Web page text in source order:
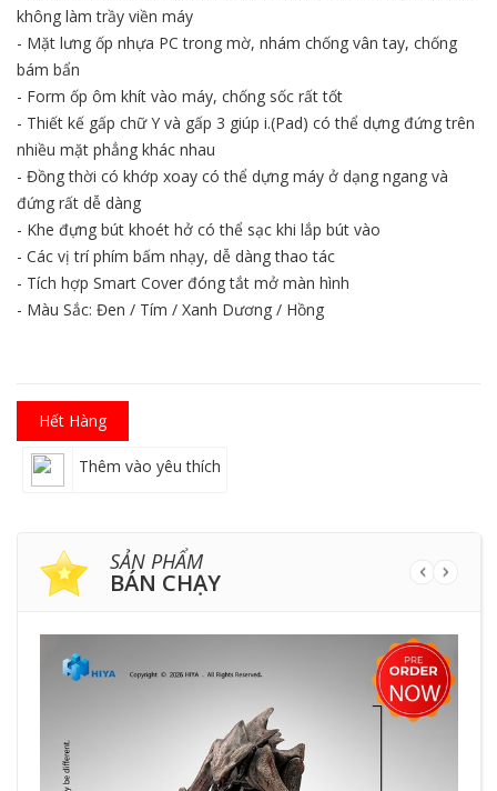
không làm trầy viền máy
- Mặt lưng ốp nhựa PC trong mờ, nhám chống vân tay, chống
bám bẩn
- Form ốp ôm khít vào máy, chống sốc rất tốt
- Thiết kế gấp chữ Y và gấp 3 giúp i.(Pad) có thể dựng đứng trên
nhiều mặt phẳng khác nhau
- Đồng thời có khớp xoay có thể dựng máy ở dạng ngang và
đứng rất dễ dàng
- Khe đựng bút khoét hở có thể sạc khi lắp bút vào
- Các vị trí phím bấm nhạy, dễ dàng thao tác
- Tích hợp Smart Cover đóng tắt mở màn hình
- Màu Sắc: Đen / Tím / Xanh Dương / Hồng
Hết Hàng
Thêm vào yêu thích
SẢN PHẨM
BÁN CHẠY